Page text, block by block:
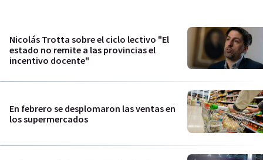
Nicolás Trotta sobre el ciclo lectivo "El
estado no remite a las provincias el
incentivo docente"
En febrero se desplomaron las ventas en
los supermercados